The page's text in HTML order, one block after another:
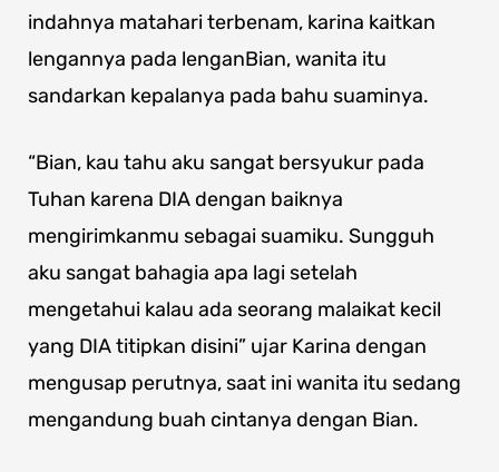
indahnya matahari terbenam, karina kaitkan
lengannya pada lenganBian, wanita itu
sandarkan kepalanya pada bahu suaminya.
“Bian, kau tahu aku sangat bersyukur pada
Tuhan karena DIA dengan baiknya
mengirimkanmu sebagai suamiku. Sungguh
aku sangat bahagia apa lagi setelah
mengetahui kalau ada seorang malaikat kecil
yang DIA titipkan disini” ujar Karina dengan
mengusap perutnya, saat ini wanita itu sedang
mengandung buah cintanya dengan Bian.